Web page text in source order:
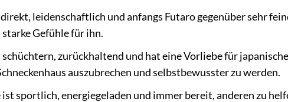
leidenschaftlich und anfangs Futaro gegenüber sehr
Gefühle für ihn.
schüchtern, zurückhaltend und hat eine Vorliebe für
auszubrechen und selbstbewusster zu werden.
ist sportlich, energiegeladen und immer bereit, anderen zu